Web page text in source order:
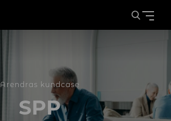
Arendras kundcase
SPP